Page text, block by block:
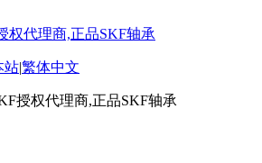
站|繁体中文
授权代理商,正品SKF轴承